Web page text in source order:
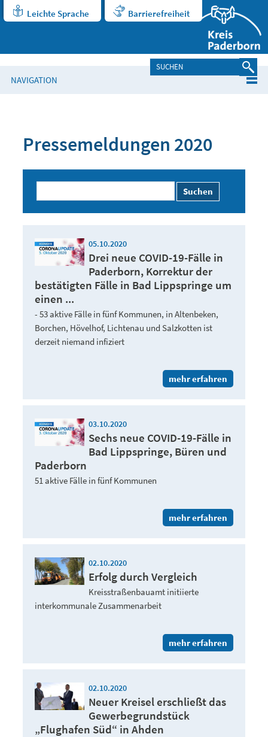
Leichte Sprache Barrierefreiheit
NAVIGATION
Pressemeldungen 2020
Suchen
05.10.2020
Drei neue COVID-19-Fälle in
Paderborn, Korrektur der
bestätigten Fälle in Bad Lippspringe um
einen ...
- 53 aktive Fälle in fünf Kommunen, in Altenbeken,
Borchen, Hövelhof, Lichtenau und Salzkotten ist
derzeit niemand infiziert
mehr erfahren
03.10.2020
Sechs neue COVID-19-Fälle in
Bad Lippspringe, Büren und
Paderborn
51 aktive Fälle in fünf Kommunen
mehr erfahren
02.10.2020
Erfolg durch Vergleich
Kreisstraßenbauamt initiierte
interkommunale Zusammenarbeit
mehr erfahren
02.10.2020
Neuer Kreisel erschließt das
Gewerbegrundstück
„Flughafen Süd“ in Ahden